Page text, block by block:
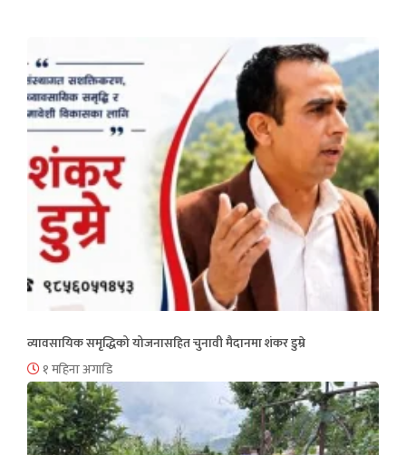
व्यावसायिक समृद्धिको योजनासहित चुनावी मैदानमा शंकर डुम्रे
१ महिना अगाडि